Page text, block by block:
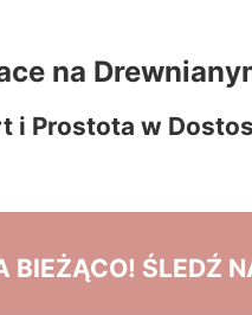
na
i Prostota w
BIEŻĄCO! ŚLEDŹ